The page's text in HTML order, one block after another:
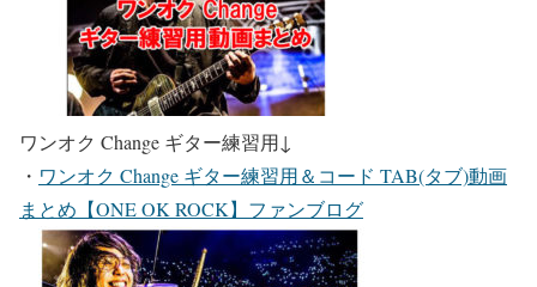
ワンオク Change ギター練習用 ↓
・ ワンオク Change ギター練習用＆コード TAB(タブ)動画
まとめ【ONE OK ROCK】ファンブログ